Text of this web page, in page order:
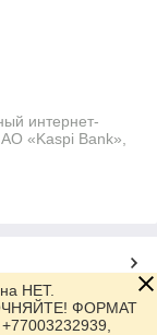
интернет-
«Kaspi Bank»,
НЕТ.
ФОРМАТ